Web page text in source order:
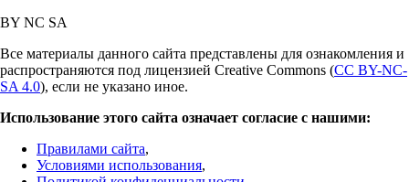
BY NC SA
Все материалы данного сайта представлены для ознакомления и
распространяются под лицензией Creative Commons (CC BY-NC-
SA 4.0), если не указано иное.
Использование этого сайта означает согласие с нашими:
Правилами сайта,
Условиями использования,